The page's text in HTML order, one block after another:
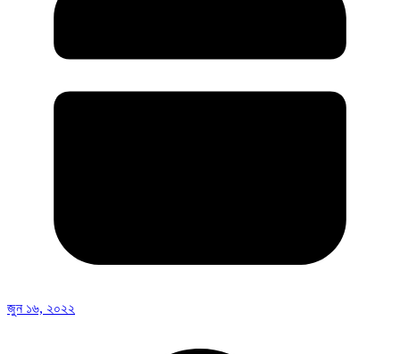
জুন ১৬, ২০২২